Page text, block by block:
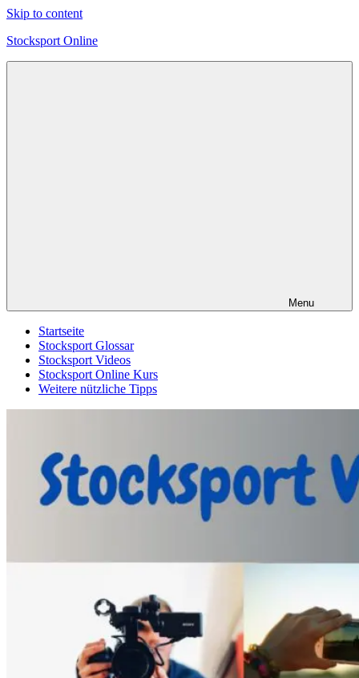
Skip to content
Stocksport Online
Menu
Startseite
Stocksport Glossar
Stocksport Videos
Stocksport Online Kurs
Weitere nützliche Tipps